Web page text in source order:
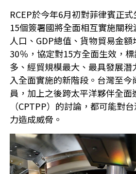
RCEP於今年6月初對菲律賓正
15個簽署國將全面相互實施關稅
人口、GDP總值、貨物貿易金
30％，協定對15方全面生效，
多、經貿規模最大、最具發展
入全面實施的新階段。台灣至今
員，加上之後跨太平洋夥伴全面
（CPTPP）的討論，都可能對
力造成威脅。